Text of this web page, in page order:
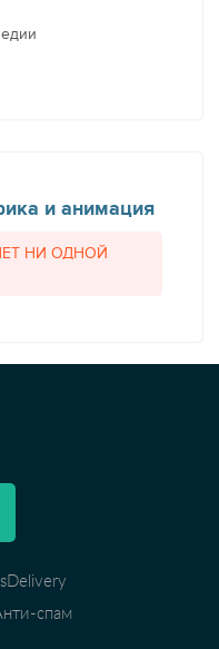
и анимация
НИ ОДНОЙ
спам